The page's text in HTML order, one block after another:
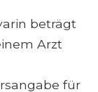
beträgt
Arzt
für